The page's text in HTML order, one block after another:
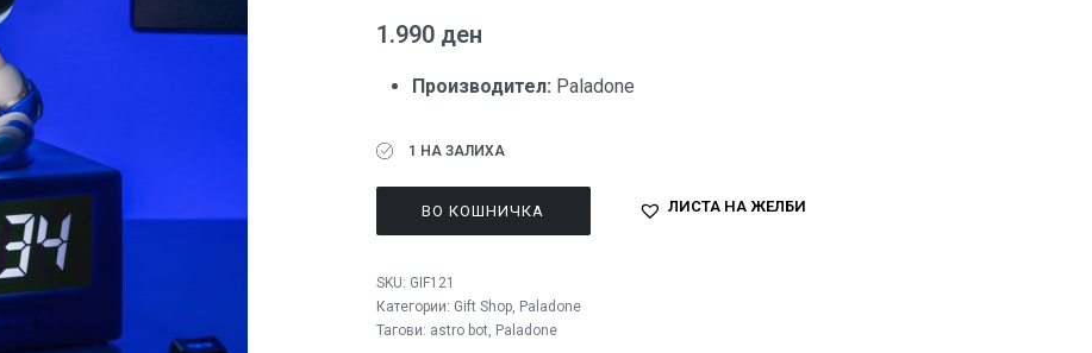
1.990 ден
Производител: Paladone
1 НА ЗАЛИХА
ВО КОШНИЧКА ЛИСТА НА ЖЕЛБИ
SKU: GIF121
Категории: Gift Shop, Paladone
Тагови: astro bot, Paladone